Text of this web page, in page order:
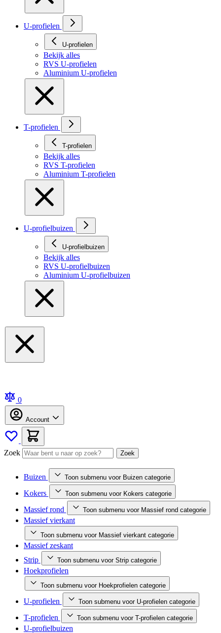
U-profielen
U-profielen
Bekijk alles
RVS U-profielen
Aluminium U-profielen
T-profielen
T-profielen
Bekijk alles
RVS T-profielen
Aluminium T-profielen
U-profielbuizen
U-profielbuizen
Bekijk alles
RVS U-profielbuizen
Aluminium U-profielbuizen
0
Account
Zoek Zoek
Buizen Toon submenu voor Buizen categorie
Kokers Toon submenu voor Kokers categorie
Massief rond Toon submenu voor Massief rond categorie
Massief vierkant
Toon submenu voor Massief vierkant categorie
Massief zeskant
Strip
Toon submenu voor Strip categorie
Hoekprofielen
Toon submenu voor Hoekprofielen categorie
U-profielen Toon submenu voor U-profielen categorie
T-profielen Toon submenu voor T-profielen categorie
U-profielbuizen